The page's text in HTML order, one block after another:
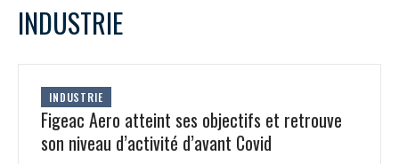
PRÉSENTATION
NOTRE VISION
ORGANISATION
L
1 2 3
4
19
21 22 23
INDUSTRIE
INDUSTRIE
Figeac Aero atteint ses objectifs et retrouve
son niveau d’activité d’avant Covid
Rejoignez une filière d’excellence et développez
votre réseau au sein d’un écosystème intégré et